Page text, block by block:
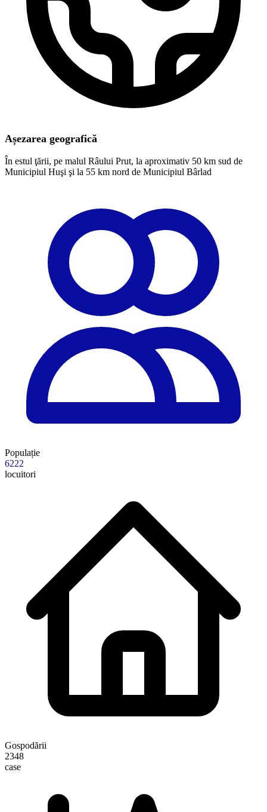
Așezarea geografică
În estul ţării, pe malul Râului Prut, la aproximativ 50 km sud de
Municipiul Huşi şi la 55 km nord de Municipiul Bârlad
Populație
6222
locuitori
Gospodării
2348
case